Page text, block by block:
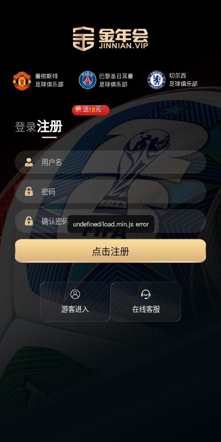
登录注册
送18元
点击注册
游客进入 在线客服
undefined/load.min.js error